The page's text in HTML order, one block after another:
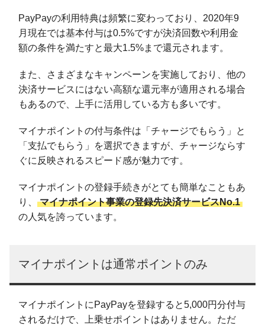
PayPayの利用特典は頻繁に変わっており、2020年9
月現在では基本付与は0.5%ですが決済回数や利用金
額の条件を満たすと最大1.5%まで還元されます。
また、さまざまなキャンペーンを実施しており、他の
決済サービスにはない高額な還元率が適用される場合
もあるので、上手に活用している方も多いです。
マイナポイントの付与条件は「チャージでもらう」と
「支払でもらう」を選択できますが、チャージならす
ぐに反映されるスピード感が魅力です。
マイナポイントの登録手続きがとても簡単なこともあ
り、 マイナポイント事業の登録先決済サービスNo.1
の人気を誇っています。
マイナポイントは通常ポイントのみ
マイナポイントにPayPayを登録すると5,000円分付与
されるだけで、上乗せポイントはありません。ただ